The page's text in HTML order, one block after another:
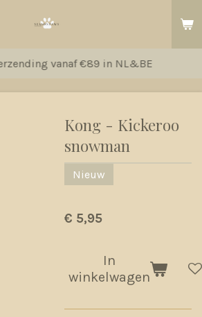
vanaf €89 in NL&BE
Kong - Kickeroo
snowman
Nieuw
€ 5,95
In
winkelwagen